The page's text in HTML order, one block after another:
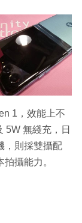
1，效能上不
5W 無綫充，日
，則採雙攝配
攝能力。